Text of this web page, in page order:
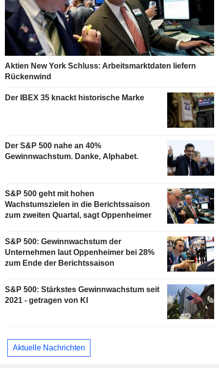
Aktien New York Schluss: Arbeitsmarktdaten liefern
Rückenwind
Der IBEX 35 knackt historische Marke
Der S&P 500 nahe an 40%
Gewinnwachstum. Danke, Alphabet.
S&P 500 geht mit hohen
Wachstumszielen in die Berichtssaison
zum zweiten Quartal, sagt Oppenheimer
S&P 500: Gewinnwachstum der
Unternehmen laut Oppenheimer bei 28%
zum Ende der Berichtssaison
S&P 500: Stärkstes Gewinnwachstum seit
2021 - getragen von KI
Aktuelle Nachrichten